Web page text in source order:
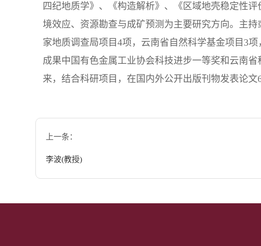
四纪地质学》、《构造解析》、《区域地壳稳定性
境效应、资源勘查与成矿预测为主要研究方向。主持
家地质调查局项目4项，云南省自然科学基金项目 3项
成果中国有色金属工业协会科技进步一等奖和云南省
来，结合科研项目，在国内外公开出版刊物发表论文
上一条：
李波(教授)